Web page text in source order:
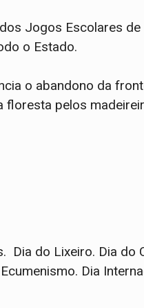
Jogos Escolares
o Estado.
o abandono da
pelos
Dia do Lixeiro. Dia do
Dia